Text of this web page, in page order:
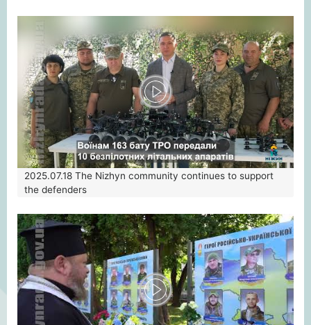
2025.07.18 The Nizhyn community continues to support
the defenders